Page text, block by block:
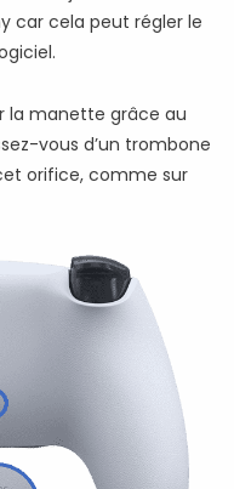
car cela peut régler le
la manette grâce au
vous d’un trombone
orifice, comme sur